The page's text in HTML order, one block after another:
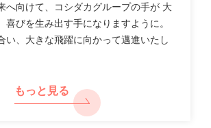
決算
四半期決算短信〔日本基準〕(連結)
ねこ 相模大野駅前店】 8 月 5 日 12:00
プロ参戦のダーツイベントも開催!
ニュースリリース
へ向けて、コシダカグループの手が 大
喜びを生み出す手になりますように。
い、大きな飛躍に向かって邁進いたし
もっと見る